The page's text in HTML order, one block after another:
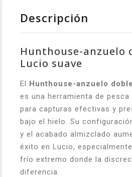
Descripción
Hunthouse-anzuelo
Lucio suave
El Hunthouse-anzuelo
es una herramienta de
para capturas efectivas y
bajo el hielo. Su
y el acabado almizclado
éxito en Lucio,
frío extremo donde la
diferencia.